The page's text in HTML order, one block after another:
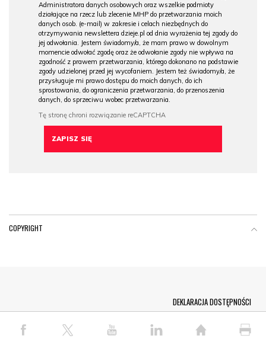
Administratora danych osobowych oraz wszelkie podmioty
działające na rzecz lub zlecenie MHP do przetwarzania moich
danych osob. (e-mail) w zakresie i celach niezbędnych do
otrzymywania newslettera dzieje.pl od dnia wyrażenia tej zgody do
jej odwołania. Jestem świadomy/a, że mam prawo w dowolnym
momencie odwołać zgodę oraz że odwołanie zgody nie wpływa na
zgodność z prawem przetwarzania, którego dokonano na podstawie
zgody udzielonej przed jej wycofaniem. Jestem też świadomy/a, że
przysługuje mi prawo dostępu do moich danych, do ich
sprostowania, do ograniczenia przetwarzania, do przenoszenia
danych, do sprzeciwu wobec przetwarzania.
COPYRIGHT
© COPYRIGHT PAP 2026
DEKLARACJA DOSTĘPNOŚCI